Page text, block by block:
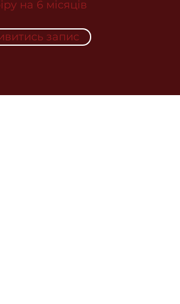
на 6 місяців
запис